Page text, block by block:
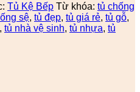
Tủ Kệ Bếp Từ khóa: tủ chống
sệ, tủ đẹp, tủ giá rẻ, tủ gỗ,
, tủ nhà vệ sinh, tủ nhựa, tủ